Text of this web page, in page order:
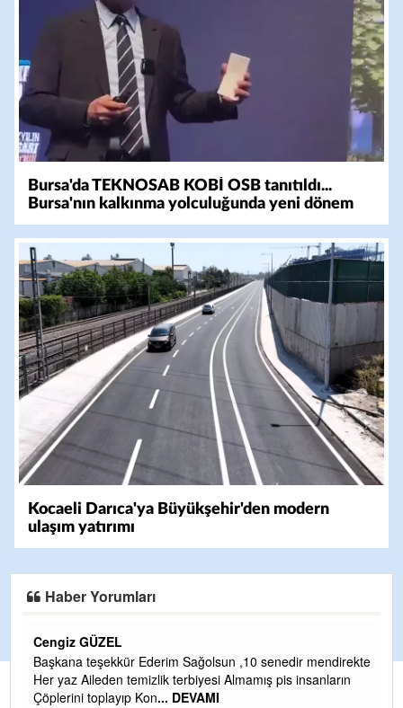
Bursa'da TEKNOSAB KOBİ OSB tanıtıldı...
Bursa'nın kalkınma yolculuğunda yeni dönem
Kocaeli Darıca'ya Büyükşehir'den modern
ulaşım yatırımı
Haber Yorumları
Cengiz GÜZEL
Başkana teşekkür Ederim Sağolsun ,10 senedir mendirekte
Her yaz Aileden temizlik terbiyesi Almamış pis insanların
Çöplerini toplayıp Kon... DEVAMI